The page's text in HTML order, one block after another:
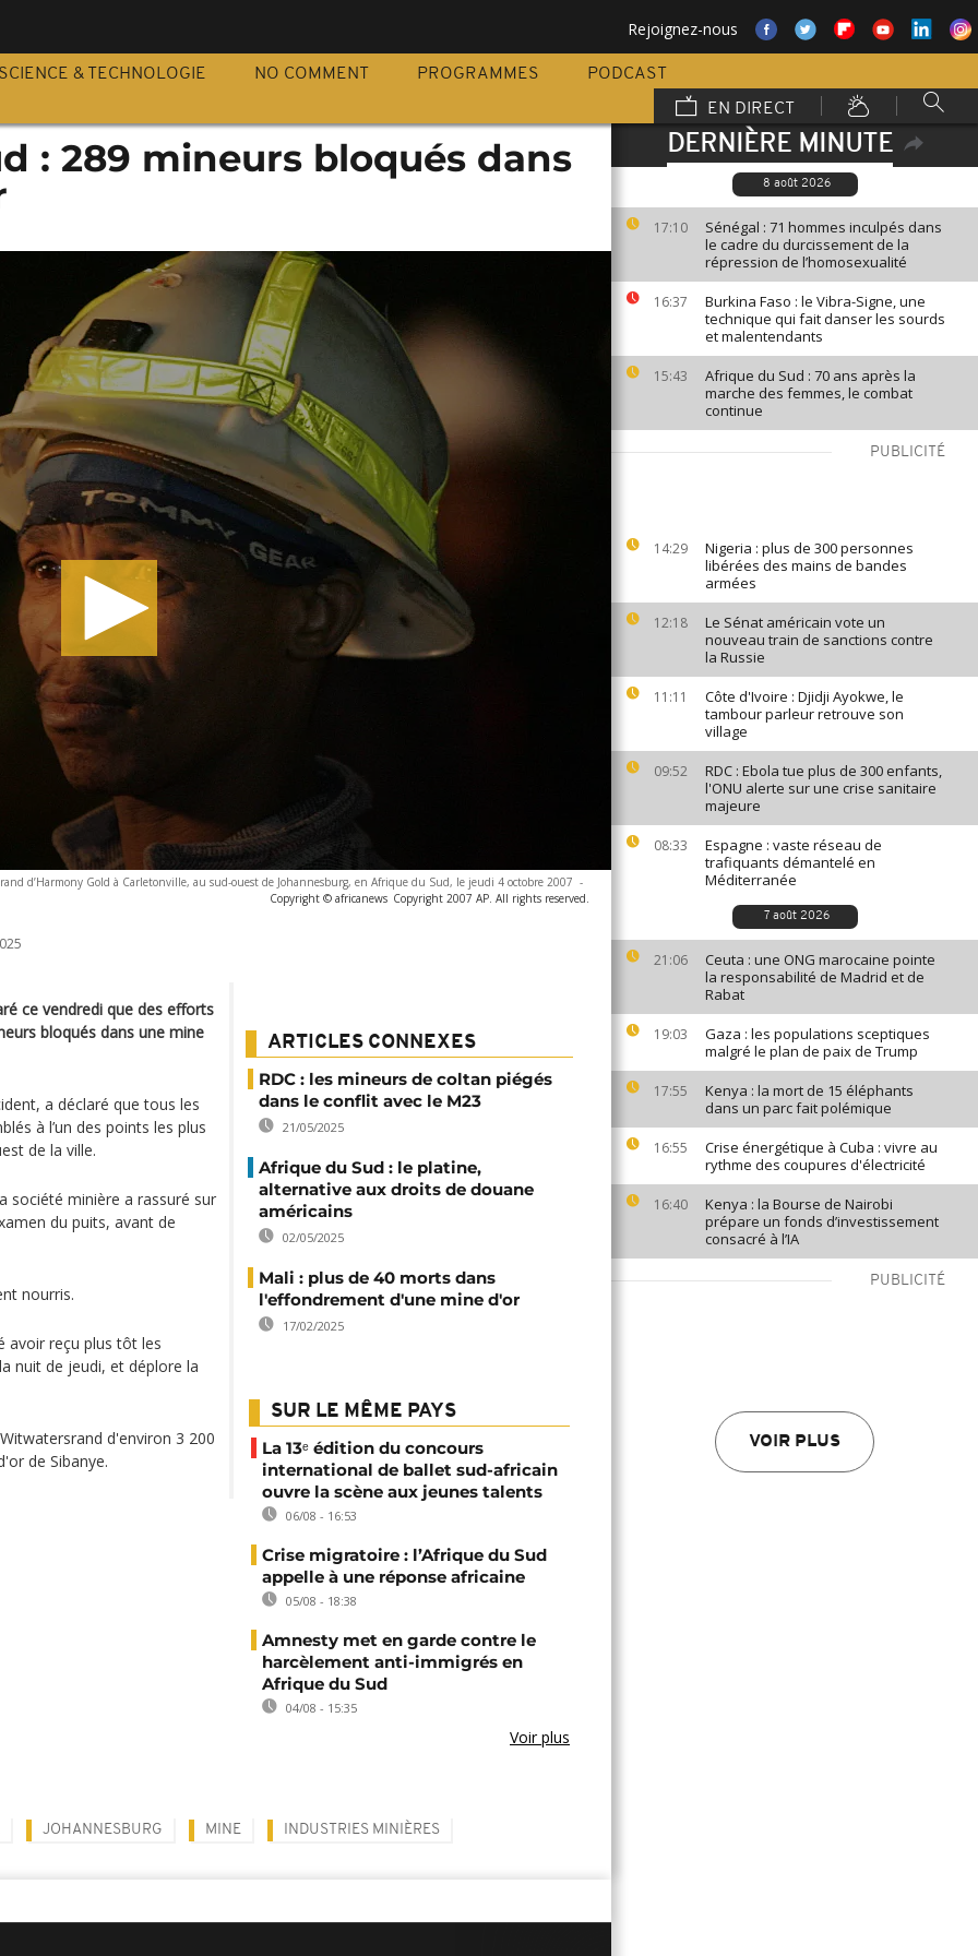
Rejoignez-nous
SCIENCE & TECHNOLOGIE NO COMMENT PROGRAMMES
PODCAST
EN DIRECT
DERNIÈRE MINUTE
8 août 2026
17:10
Sénégal : 71 hommes inculpés dans
le cadre du durcissement de la
répression de l’homosexualité
16:37
Burkina Faso : le Vibra-Signe, une
technique qui fait danser les sourds
et malentendants
15:43
Afrique du Sud : 70 ans après la
marche des femmes, le combat
continue
PUBLICITÉ
14:29
Nigeria : plus de 300 personnes
libérées des mains de bandes
armées
12:18
Le Sénat américain vote un
nouveau train de sanctions contre
la Russie
11:11
Côte d'Ivoire : Djidji Ayokwe, le
tambour parleur retrouve son
village
09:52
RDC : Ebola tue plus de 300 enfants,
l'ONU alerte sur une crise sanitaire
majeure
08:33
Espagne : vaste réseau de
trafiquants démantelé en
Méditerranée
7 août 2026
21:06
Ceuta : une ONG marocaine pointe
la responsabilité de Madrid et de
Rabat
19:03
Gaza : les populations sceptiques
malgré le plan de paix de Trump
17:55
Kenya : la mort de 15 éléphants
dans un parc fait polémique
16:55
Crise énergétique à Cuba : vivre au
rythme des coupures d'électricité
16:40
Kenya : la Bourse de Nairobi
prépare un fonds d’investissement
consacré à l’IA
PUBLICITÉ
VOIR PLUS
: 289 mineurs bloqués dans
d’Harmony Gold à Carletonville, au sud-ouest de Johannesburg, en Afrique du Sud, le jeudi 4 octobre 2007 -
Copyright © africanews Copyright 2007 AP. All rights reserved.
ce vendredi que des efforts
bloqués dans une mine
a déclaré que tous les
à l’un des points les plus
de la ville.
société minière a rassuré sur
du puits, avant de
nourris.
avoir reçu plus tôt les
nuit de jeudi, et déplore la
d'environ 3 200
de Sibanye.
ARTICLES CONNEXES
RDC : les mineurs de coltan piégés
dans le conflit avec le M23
21/05/2025
Afrique du Sud : le platine,
alternative aux droits de douane
américains
02/05/2025
Mali : plus de 40 morts dans
l'effondrement d'une mine d'or
17/02/2025
SUR LE MÊME PAYS
La 13ᵉ édition du concours
international de ballet sud-africain
ouvre la scène aux jeunes talents
06/08 - 16:53
Crise migratoire : l’Afrique du Sud
appelle à une réponse africaine
05/08 - 18:38
Amnesty met en garde contre le
harcèlement anti-immigrés en
Afrique du Sud
04/08 - 15:35
Voir plus
JOHANNESBURG MINE INDUSTRIES MINIÈRES